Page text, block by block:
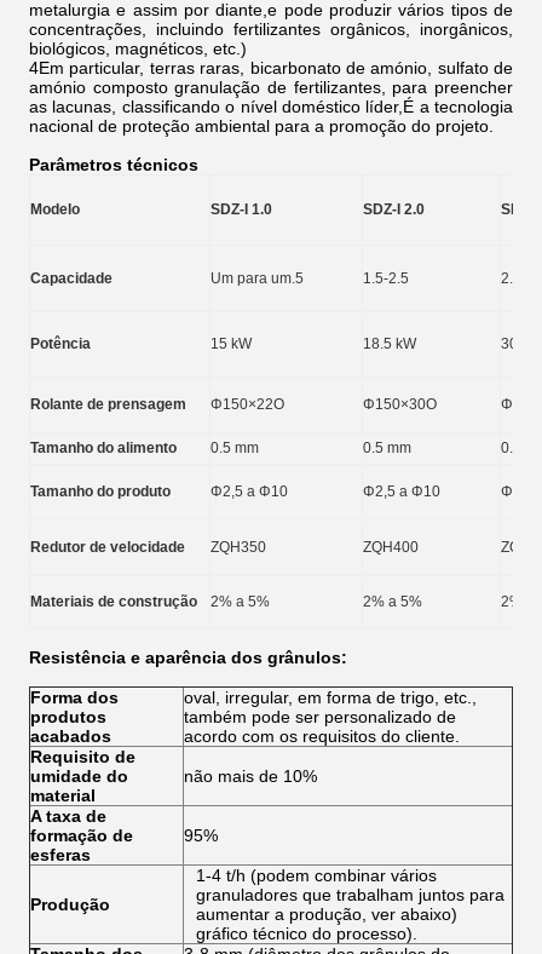
metalurgia e assim por diante,e pode produzir vários tipos de
concentrações, incluindo fertilizantes orgânicos, inorgânicos,
biológicos, magnéticos, etc.)
4Em particular, terras raras, bicarbonato de amónio, sulfato de
amónio composto granulação de fertilizantes, para preencher
as lacunas, classificando o nível doméstico líder,É a tecnologia
nacional de proteção ambiental para a promoção do projeto.
Parâmetros técnicos
Modelo SDZ-I 1.0 SDZ-I 2.0 SDZ-
Capacidade Um para um.5 1.5-2.5 2.5-
Potência 15 kW 18.5 kW 30 kW
Rolante de prensagem Φ150×22O Φ150×30O
Tamanho do alimento 0.5 mm 0.5 mm 0.5
Tamanho do produto Φ2,5 a Φ10 Φ2,5 a Φ10 Φ2,5
Redutor de velocidade ZQH350 ZQH400
Materiais de construção 2% a 5% 2% a 5% 2% a
Resistência e aparência dos grânulos:
Forma dos
produtos
acabados
oval, irregular, em forma de trigo, etc.,
também pode ser personalizado de
acordo com os requisitos do cliente.
Requisito de
umidade do
material
não mais de 10%
A taxa de
formação de
esferas
95%
Produção
1-4 t/h (podem combinar vários
granuladores que trabalham juntos para
aumentar a produção, ver abaixo)
gráfico técnico do processo).